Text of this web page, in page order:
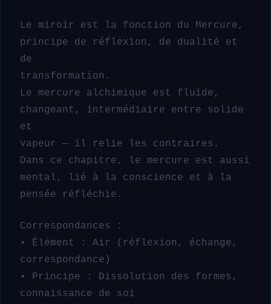
Le miroir est la fonction du Mercure,
principe de réflexion, de dualité et
de
transformation.
Le mercure alchimique est fluide,
changeant, intermédiaire entre solide
et
vapeur — il relie les contraires.
Dans ce chapitre, le mercure est aussi
mental, lié à la conscience et à la
pensée réfléchie.
Correspondances :
• Élément : Air (réflexion, échange,
correspondance)
• Principe : Dissolution des formes,
connaissance de soi